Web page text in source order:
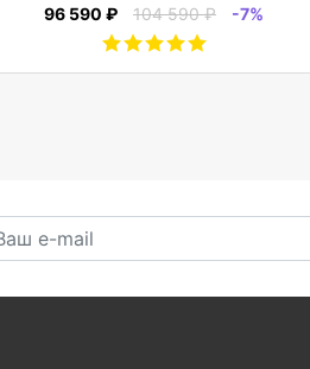
96 590 ₽ 104 590 ₽ -7%